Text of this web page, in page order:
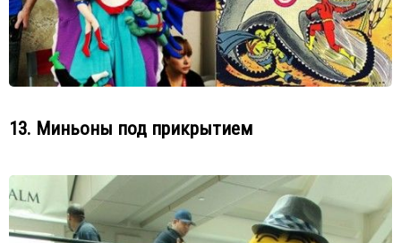
13. Миньоны под прикрытием